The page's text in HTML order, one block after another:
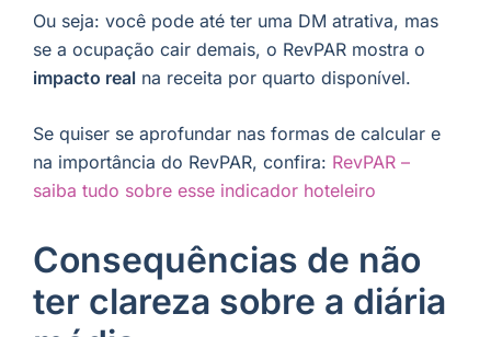
Ou seja: você pode até ter uma DM atrativa, mas
se a ocupação cair demais, o RevPAR mostra o
impacto real na receita por quarto disponível.
Se quiser se aprofundar nas formas de calcular e
na importância do RevPAR, confira: RevPAR –
saiba tudo sobre esse indicador hoteleiro
Consequências de não
ter clareza sobre a diária